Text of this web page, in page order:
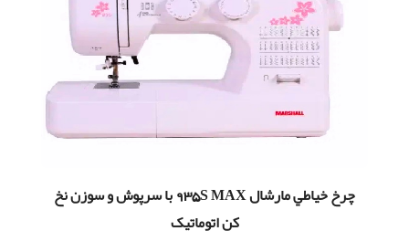
چرخ خياطي مارشال 935S MAX با سرپوش و سوزن نخ
کن اتوماتیک